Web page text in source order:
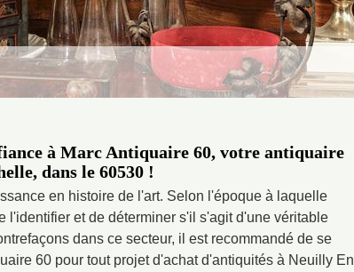
à Marc Antiquaire 60, votre antiquaire
dans le 60530 !
en histoire de l'art. Selon l'époque à laquelle
l'identifier et de déterminer s'il s'agit d'une véritable
dans ce secteur, il est recommandé de se
60 pour tout projet d'achat d'antiquités à Neuilly En